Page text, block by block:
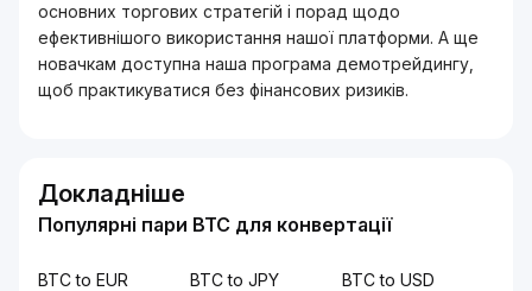
основних торгових стратегій і порад щодо
ефективнішого використання нашої платформи. А ще
новачкам доступна наша програма демотрейдингу,
щоб практикуватися без фінансових ризиків.
Докладніше
Популярні пари BTC для конвертації
BTC to EUR BTC to JPY BTC to USD